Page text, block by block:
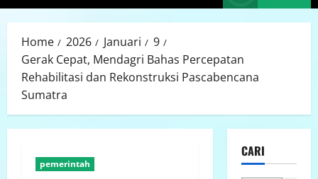
Home 2026 Januari
9
Gerak Cepat, Mendagri Bahas Percepatan
Rehabilitasi dan Rekonstruksi Pascabencana
Sumatra
pemerintah
CARI